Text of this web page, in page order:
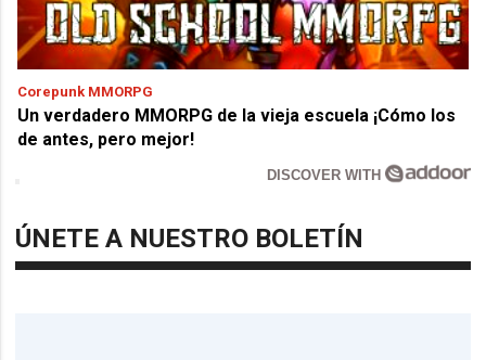
Corepunk MMORPG
Un verdadero MMORPG de la vieja escuela ¡Cómo los
de antes, pero mejor!
DISCOVER WITH
ÚNETE A NUESTRO BOLETÍN